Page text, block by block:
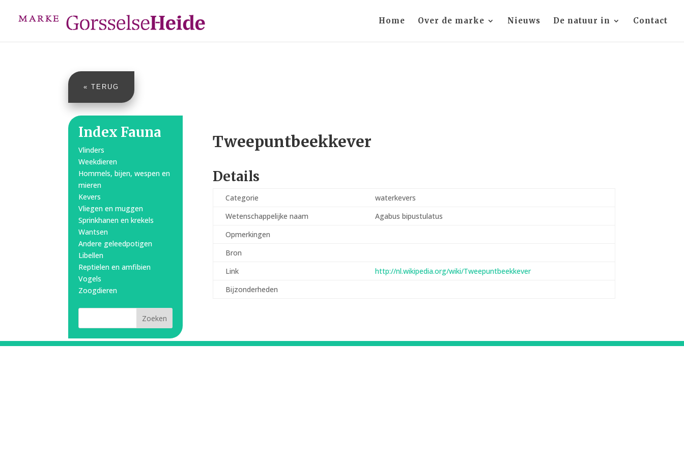
Home Over de marke Nieuws De natuur in Contact
« TERUG
Tweepuntbeekkever
Details
Categorie
waterkevers
Wetenschappelijke naam
Agabus bipustulatus
Opmerkingen
Bron
Link
http://nl.wikipedia.org/wiki/Tweepuntbeekkever
Bijzonderheden
Index Fauna
Vlinders
Weekdieren
Hommels, bijen, wespen en
mieren
Kevers
Vliegen en muggen
Sprinkhanen en krekels
Wantsen
Andere geleedpotigen
Libellen
Reptielen en amfibien
Vogels
Zoogdieren